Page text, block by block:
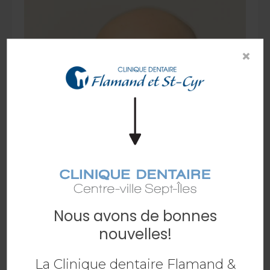
Dr Ildi Troka
×
Nous avons de bonnes
nouvelles!
La Clinique dentaire Flamand &